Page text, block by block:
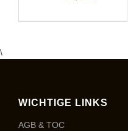
\
WICHTIGE LINKS
AGB & TOC